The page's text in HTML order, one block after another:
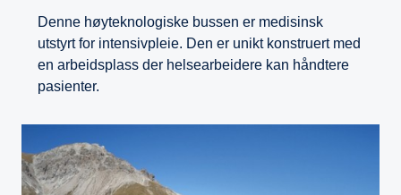
Denne høyteknologiske bussen er medisinsk
utstyrt for intensivpleie. Den er unikt konstruert med
en arbeidsplass der helsearbeidere kan håndtere
pasienter.